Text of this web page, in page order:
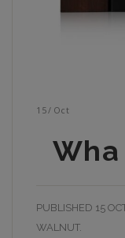
15/ Oct
PUBLISHED 15
WALNUT.